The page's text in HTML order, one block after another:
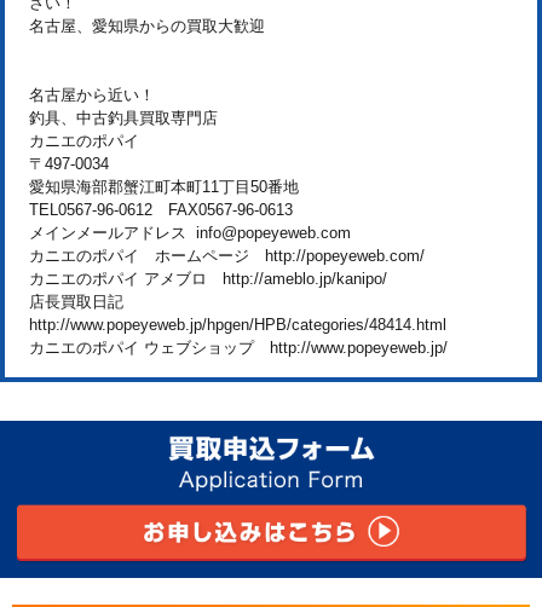
名古屋、愛知県からの買取大歓迎
名古屋から近い！
釣具、中古釣具買取専門店
カニエのポパイ
〒497-0034
愛知県海部郡蟹江町本町11丁目50番地
TEL0567-96-0612 FAX0567-96-0613
メインメールアドレス info@popeyeweb.com
カニエのポパイ ホームページ http://popeyeweb.com/
カニエのポパイ アメブロ http://ameblo.jp/kanipo/
店長買取日記
http://www.popeyeweb.jp/hpgen/HPB/categories/48414.html
カニエのポパイ ウェブショップ http://www.popeyeweb.jp/